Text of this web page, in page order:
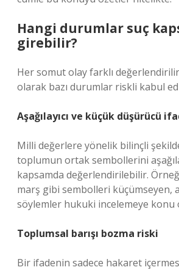
Hangi durumlar suç
girebilir?
Her somut olay farklı
olarak bazı durumlar riskli kabul
Aşağılayıcı ve küçük düşürücü
Milli değerlere yönelik bilinçli
toplumun ortak sembollerini
kapsamda değerlendirilebilir.
marş gibi sembolleri küçümseyen,
söylemler hukuki incelemeye konu
Toplumsal barışı bozma riski
Bir ifadenin sadece hakaret